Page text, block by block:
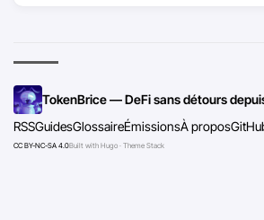
TokenBrice — DeFi sans détours
RSSGuidesGlossaireÉmissionsÀ propos
CC BY-NC-SA 4.0Built with Hugo · Theme Stack